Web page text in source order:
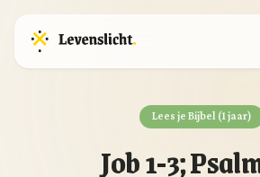
Lees je Bijbel (1 jaar)
Job 1-3;